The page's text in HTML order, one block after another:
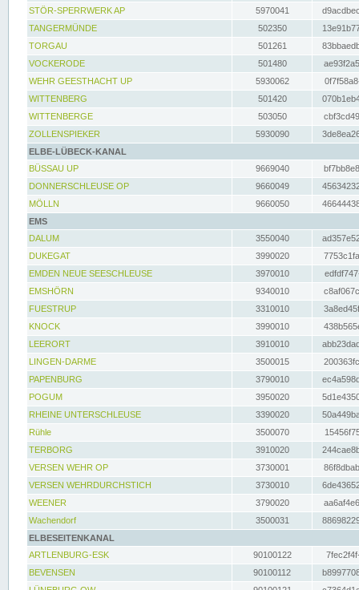
STÖR-SPERRWERK AP 5970041
TANGERMÜNDE
502350
TORGAU
501261
VOCKERODE
501480
WEHR GEESTHACHT UP
5930062
WITTENBERG
501420
WITTENBERGE
503050
ZOLLENSPIEKER
5930090
ELBE-LÜBECK-KANAL
BÜSSAU UP
9669040
DONNERSCHLEUSE OP
9660049
MÖLLN
9660050
EMS
DALUM
3550040
DUKEGAT
3990020
EMDEN NEUE SEESCHLEUSE
3970010
EMSHÖRN
9340010
FUESTRUP
3310010
KNOCK
3990010
LEERORT
3910010
LINGEN-DARME
3500015
PAPENBURG
3790010
POGUM
3950020
RHEINE UNTERSCHLEUSE
3390020
Rühle
3500070
TERBORG
3910020
VERSEN WEHR OP
3730001
VERSEN WEHRDURCHSTICH
3730010
WEENER
3790020
Wachendorf
3500031
ELBESEITENKANAL
ARTLENBURG-ESK
90100122
BEVENSEN
90100112